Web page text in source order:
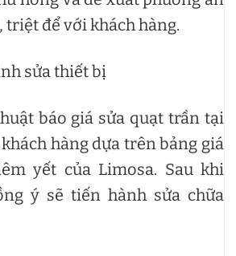
triệt để với khách hàng.
sửa thiết bị
báo giá sửa quạt trần tại
hàng dựa trên bảng giá
yết của Limosa. Sau khi
ý sẽ tiến hành sửa chữa